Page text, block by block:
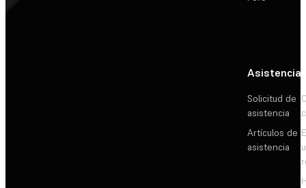
Asistencia
Solicitud de
asistencia
Artículos de
asistencia